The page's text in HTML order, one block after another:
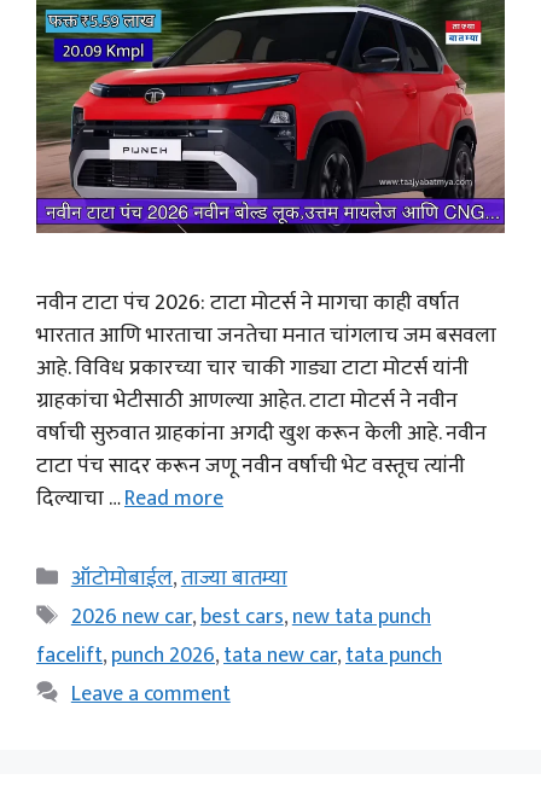
नवीन टाटा पंच 2026: टाटा मोटर्स ने मागचा काही वर्षात
भारतात आणि भारताचा जनतेचा मनात चांगलाच जम बसवला
आहे. विविध प्रकारच्या चार चाकी गाड्या टाटा मोटर्स यांनी
ग्राहकांचा भेटीसाठी आणल्या आहेत. टाटा मोटर्स ने नवीन
वर्षाची सुरुवात ग्राहकांना अगदी खुश करून केली आहे. नवीन
टाटा पंच सादर करून जणू नवीन वर्षाची भेट वस्तूच त्यांनी
दिल्याचा …Read more
Categories
ऑटोमोबाईल,ताज्या बातम्या
Tags
2026 new car,best cars,new tata punch
facelift,punch 2026,tata new car,tata punch
Leave a comment